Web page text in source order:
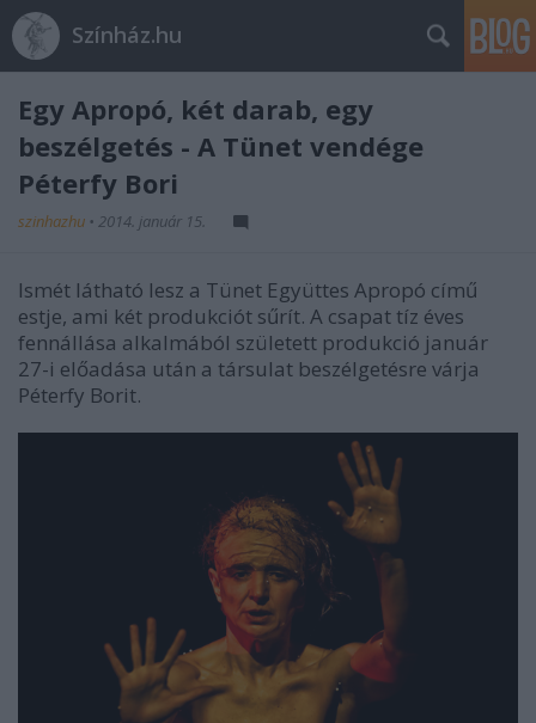
Színház.hu
Egy Apropó, két darab, egy
beszélgetés - A Tünet vendége
Péterfy Bori
szinhazhu • 2014. január 15.
Ismét látható lesz a Tünet Együttes Apropó című
estje, ami két produkciót sűrít. A csapat tíz éves
fennállása alkalmából született produkció január
27-i előadása után a társulat beszélgetésre várja
Péterfy Borit.